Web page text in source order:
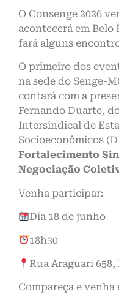
O Consenge 2026
acontecerá em Belo
fará alguns
O primeiro dos
na sede do Senge-
contará com a
Fernando Duarte,
Intersindical de
Socioeconômicos
Fortalecimento
Negociação
Venha participar:
Dia 18 de junho
18h30
Rua Araguari
Compareça e